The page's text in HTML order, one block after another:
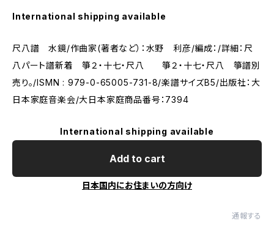
International shipping available
尺八譜 水鏡/作曲家(著者など）：水野 利彦/編成：/詳細：尺
八パート譜新着 箏２・十七・尺八 箏２・十七・尺八 箏譜別
売り。/ISMN : 979-0-65005-731-8/楽譜サイズB5/出版社：大
日本家庭音楽会/大日本家庭商品番号：7394
International shipping available
Add to cart
日本国内にお住まいの方向け
通報する